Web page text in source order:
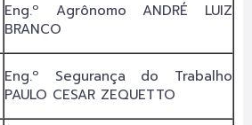
Eng.º Agrônomo ANDRÉ LUIZ
BRANCO
Eng.º Segurança do Trabalho
PAULO CESAR ZEQUETTO